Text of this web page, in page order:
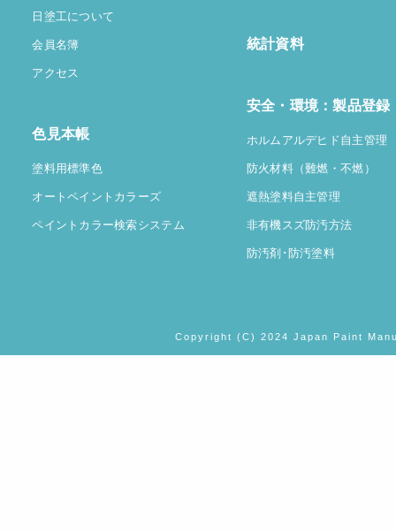
日塗工について
会員名簿
アクセス
色見本帳
塗料用標準色
オートペイントカラーズ
ペイントカラー検索システム
統計資料
安全・環境：製品登録
ホルムアルデヒド自主管理
防火材料（難燃・不燃）
遮熱塗料自主管理
非有機スズ防汚方法
防汚剤･防汚塗料
Copyright (C) 2024 Japan Paint